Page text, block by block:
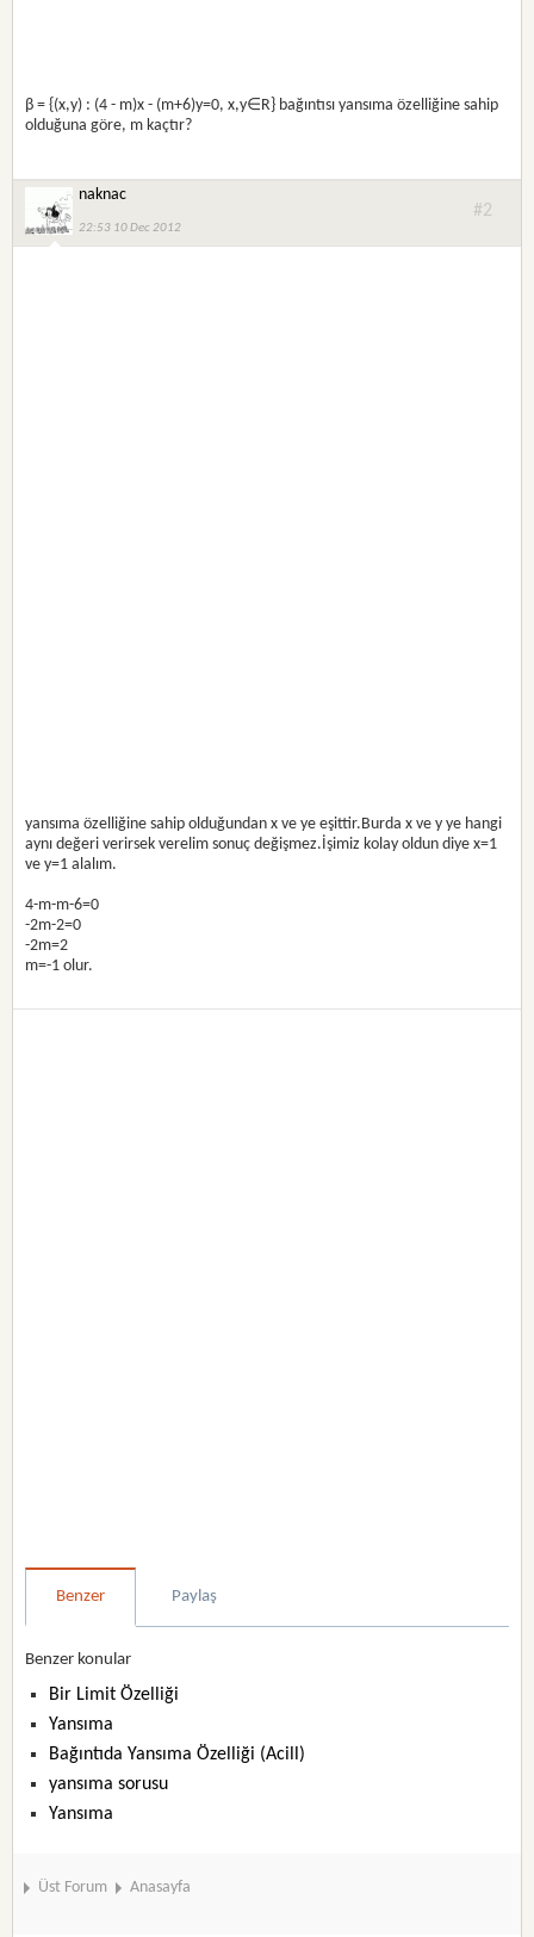
β = {(x,y) : (4 - m)x - (m+6)y=0, x,y∈R} bağıntısı yansıma özelliğine sahip
olduğuna göre, m kaçtır?
naknac
22:53 10 Dec 2012
#2
yansıma özelliğine sahip olduğundan x ve ye eşittir.Burda x ve y ye hangi
aynı değeri verirsek verelim sonuç değişmez.İşimiz kolay oldun diye x=1
ve y=1 alalım.
4-m-m-6=0
-2m-2=0
-2m=2
m=-1 olur.
Benzer Paylaş
Benzer konular
Bir Limit Özelliği
Yansıma
Bağıntıda Yansıma Özelliği (Acill)
yansıma sorusu
Yansıma
Üst Forum Anasayfa